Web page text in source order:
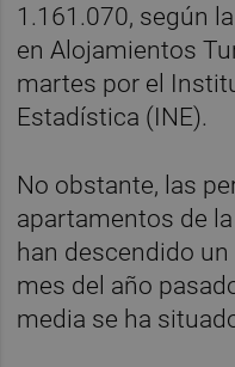
1.161.070, según
en Alojamientos
martes por el
Estadística (INE).
No obstante, las
apartamentos de
han descendido
mes del año
media se ha